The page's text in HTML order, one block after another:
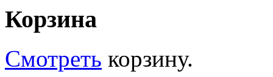
Корзина
Смотреть корзину.